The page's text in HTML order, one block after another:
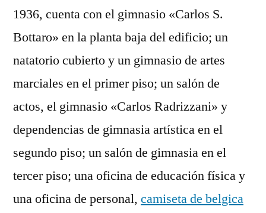
1936, cuenta con el gimnasio «Carlos S.
Bottaro» en la planta baja del edificio; un
natatorio cubierto y un gimnasio de artes
marciales en el primer piso; un salón de
actos, el gimnasio «Carlos Radrizzani» y
dependencias de gimnasia artística en el
segundo piso; un salón de gimnasia en el
tercer piso; una oficina de educación física y
una oficina de personal, camiseta de belgica